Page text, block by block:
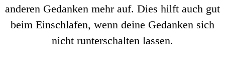
anderen Gedanken mehr auf. Dies hilft auch gut
beim Einschlafen, wenn deine Gedanken sich
nicht runterschalten lassen.